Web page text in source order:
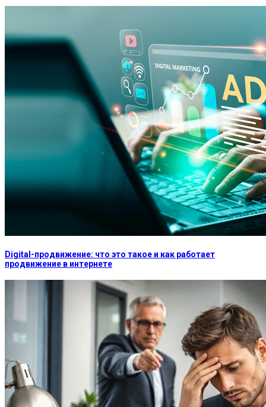
Digital-продвижение: что это такое и как работает
продвижение в интернете